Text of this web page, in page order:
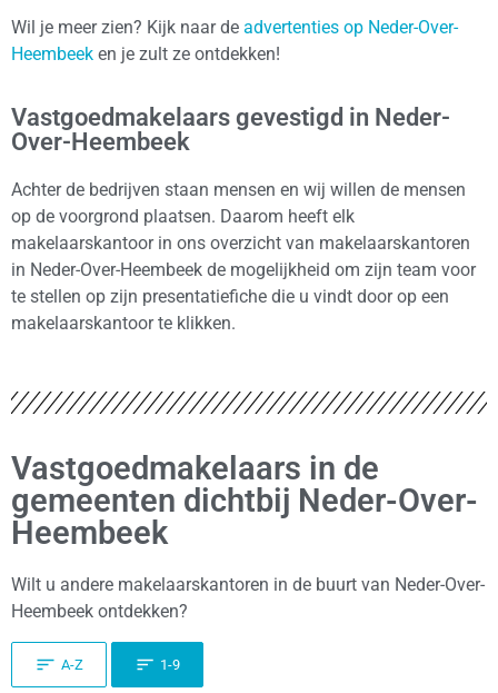
Wil je meer zien? Kijk naar de advertenties op Neder-Over-
Heembeek en je zult ze ontdekken!
Vastgoedmakelaars gevestigd in Neder-
Over-Heembeek
Achter de bedrijven staan mensen en wij willen de mensen
op de voorgrond plaatsen. Daarom heeft elk
makelaarskantoor in ons overzicht van makelaarskantoren
in Neder-Over-Heembeek de mogelijkheid om zijn team voor
te stellen op zijn presentatiefiche die u vindt door op een
makelaarskantoor te klikken.
Vastgoedmakelaars in de
gemeenten dichtbij Neder-Over-
Heembeek
Wilt u andere makelaarskantoren in de buurt van Neder-Over-
Heembeek ontdekken?
A-Z 1-9